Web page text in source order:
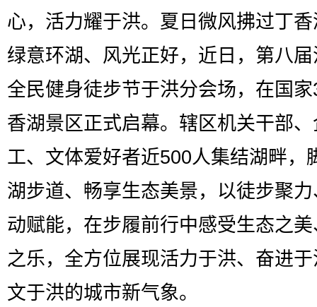
心，活力耀于洪。夏日微风拂过丁
绿意环湖、风光正好，近日，第八
全民健身徒步节于洪分会场，在国
香湖景区正式启幕。辖区机关干部
工、文体爱好者近500人集结湖畔，
湖步道、畅享生态美景，以徒步聚
动赋能，在步履前行中感受生态之
之乐，全方位展现活力于洪、奋进
文于洪的城市新气象。